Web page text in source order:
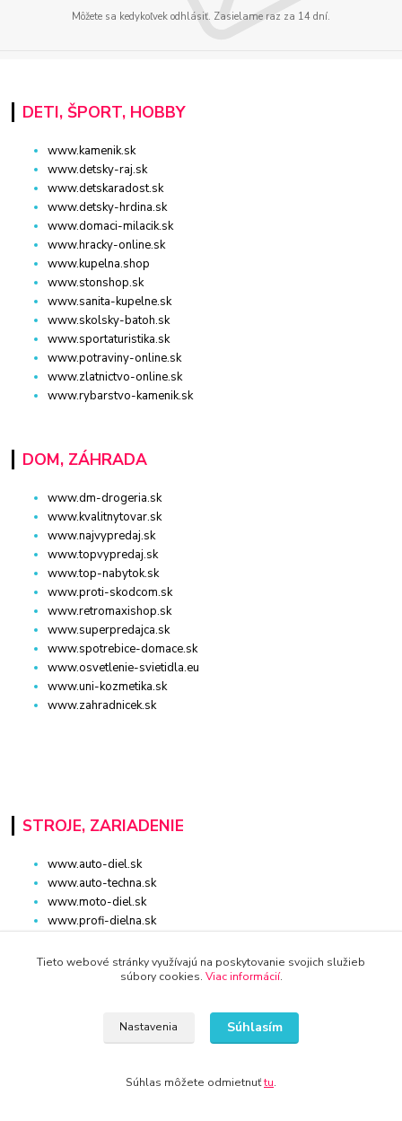
Môžete sa kedykoľvek odhlásiť. Zasielame raz za 14 dní.
DETI, ŠPORT, HOBBY
www.kamenik.sk
www.detsky-raj.sk
www.detskaradost.sk
www.detsky-hrdina.sk
www.domaci-milacik.sk
www.hracky-online.sk
www.kupelna.shop
www.stonshop.sk
www.sanita-kupelne.sk
www.skolsky-batoh.sk
www.sportaturistika.sk
www.potraviny-online.sk
www.zlatnictvo-online.sk
www.rybarstvo-kamenik.sk
DOM, ZÁHRADA
www.dm-drogeria.sk
www.kvalitnytovar.sk
www.najvypredaj.sk
www.topvypredaj.sk
www.top-nabytok.sk
www.proti-skodcom.sk
www.retromaxishop.sk
www.superpredajca.sk
www.spotrebice-domace.sk
www.osvetlenie-svietidla.eu
www.uni-kozmetika.sk
www.zahradnicek.sk
STROJE, ZARIADENIE
www.auto-diel.sk
www.auto-techna.sk
www.moto-diel.sk
www.profi-dielna.sk
www.krby-kotly.sk
www.stavebnictvo-online.sk
www.firemne-zariadenie.sk
www.zlatnictvo-online.sk
Tieto webové stránky využívajú na poskytovanie svojich služieb
súbory cookies. Viac informácií.
Nastavenia Súhlasím
Súhlas môžete odmietnuťtu.